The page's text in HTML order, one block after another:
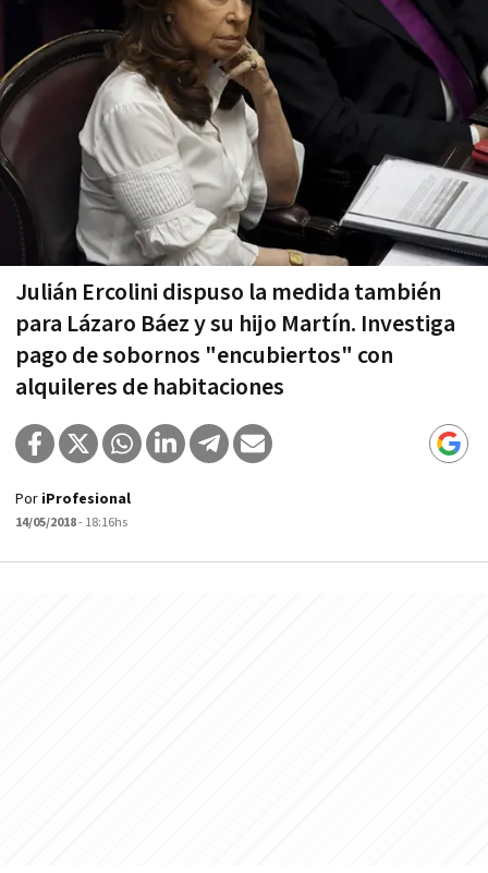
Julián Ercolini dispuso la medida también
para Lázaro Báez y su hijo Martín. Investiga
pago de sobornos "encubiertos" con
alquileres de habitaciones
Por iProfesional
14/05/2018- 18:16hs